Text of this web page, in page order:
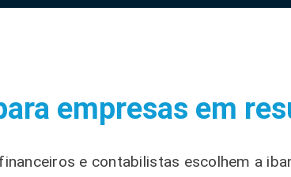
empresas em
e contabilistas escolhem a